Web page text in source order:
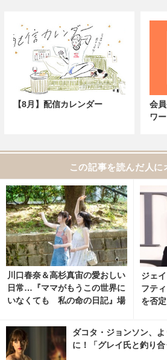
【8月】配信カレンダー
会
ワ
この記事を読んだ人に
川口春奈＆高杉真宙の愛おしい
日常…『ママがもうこの世界に
いなくても 私の命の日記』場
nemacafe.net
ジェ
フテ
を否定
ダコタ・ジョンソン、
に！「グレイ氏と釣り合